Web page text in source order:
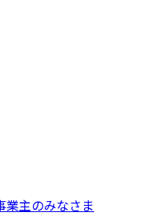
業主のみなさま